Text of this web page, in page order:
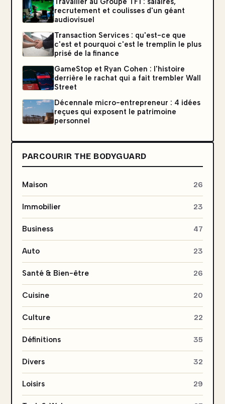
recrutement et coulisses d'un géant
audiovisuel
Transaction Services : qu'est-ce que
c'est et pourquoi c'est le tremplin le plus
prisé de la finance
GameStop et Ryan Cohen : l'histoire
derrière le rachat qui a fait trembler Wall
Street
Décennale micro-entrepreneur : 4 idées
reçues qui exposent le patrimoine
personnel
PARCOURIR THE BODYGUARD
Maison 26
Immobilier 23
Business 47
Auto 23
Santé & Bien-être 26
Cuisine 20
Culture 22
Définitions 35
Divers 32
Loisirs 29